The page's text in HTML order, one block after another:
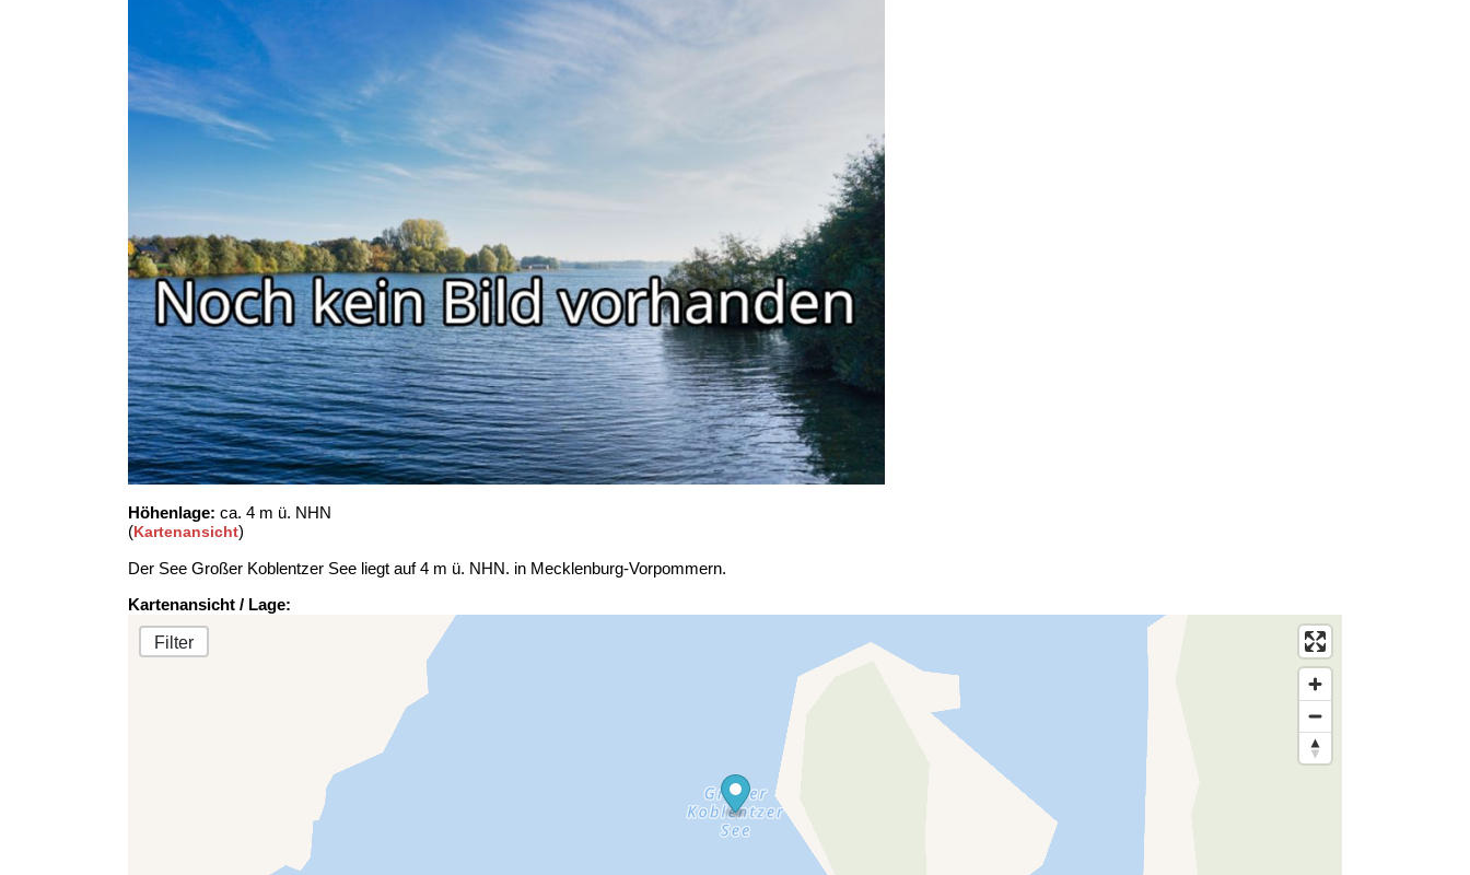
Höhenlage: ca. 4 m ü. NHN
(Kartenansicht)
Der See Großer Koblentzer See liegt auf 4 m ü. NHN. in Mecklenburg-Vorpommern.
Kartenansicht / Lage:
Filter